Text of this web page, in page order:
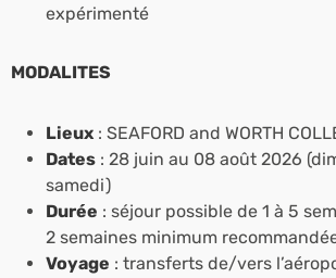
expérimenté
MODALITES
Lieux : SEAFORD and WORTH
Dates : 28 juin au 08 août 2026
samedi)
Durée : séjour possible de 1 à 5
2 semaines minimum
Voyage : transferts de/vers